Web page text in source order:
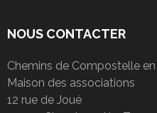
NOUS CONTACTER
Chemins de Compostelle
Maison des associations
12 rue de Joué